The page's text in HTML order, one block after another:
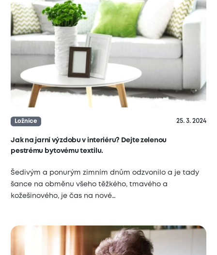
Ložnice 25. 3. 2024
Jak na jarní výzdobu v interiéru? Dejte zelenou
pestrému bytovému textilu.
Šedivým a ponurým zimním dnům odzvonilo a je tady
šance na obměnu všeho těžkého, tmavého a
kožešinového, je čas na nové…